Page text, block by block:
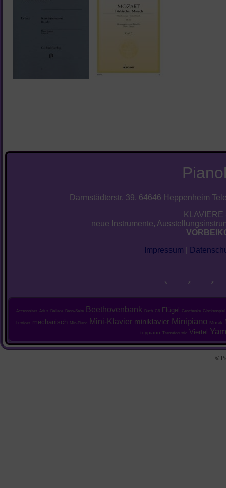
Darmstädterstr. 39, 64646 Heppenheim
neue Instrumente,
Impressum
* * *
Accessoires Arius Ballade Bass-Saite Beethovenbank Buch C6 Flügel Geschenke Glockenspiel
Lustiges mechanisch Min-Piano Mini-Klavier miniklavier Minipiano Musik
toypiano TransAcoustic Viertel
©